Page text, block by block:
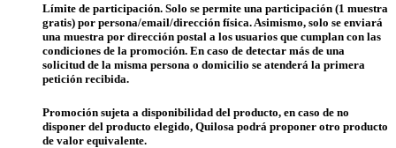
Límite de participación. Solo se permite una participación (1 muestra
gratis) por persona/email/dirección física. Asimismo, solo se enviará
una muestra por dirección postal a los usuarios que cumplan con las
condiciones de la promoción. En caso de detectar más de una
solicitud de la misma persona o domicilio se atenderá la primera
petición recibida.
Promoción sujeta a disponibilidad del producto, en caso de no
disponer del producto elegido, Quilosa podrá proponer otro producto
de valor equivalente.